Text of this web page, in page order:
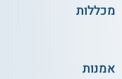
מכללות
אמנות